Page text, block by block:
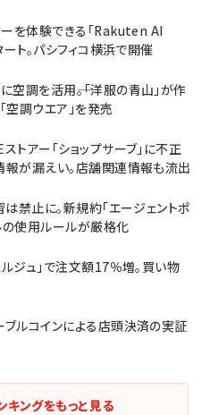
を体験できる「Rakuten AI
ト。パシフィコ横浜で開催
調を活用――。「洋服の青山」が作
空調ウエア」を発売
トアー「ショップサーブ」に不正
報が漏えい。店舗関連情報も流出
止に。新規約「エージェントポ
の使用ルールが厳格化
ジュ」で注文額17％増。買い物
ブルコインによる店頭決済の実証
キングをもっと見る